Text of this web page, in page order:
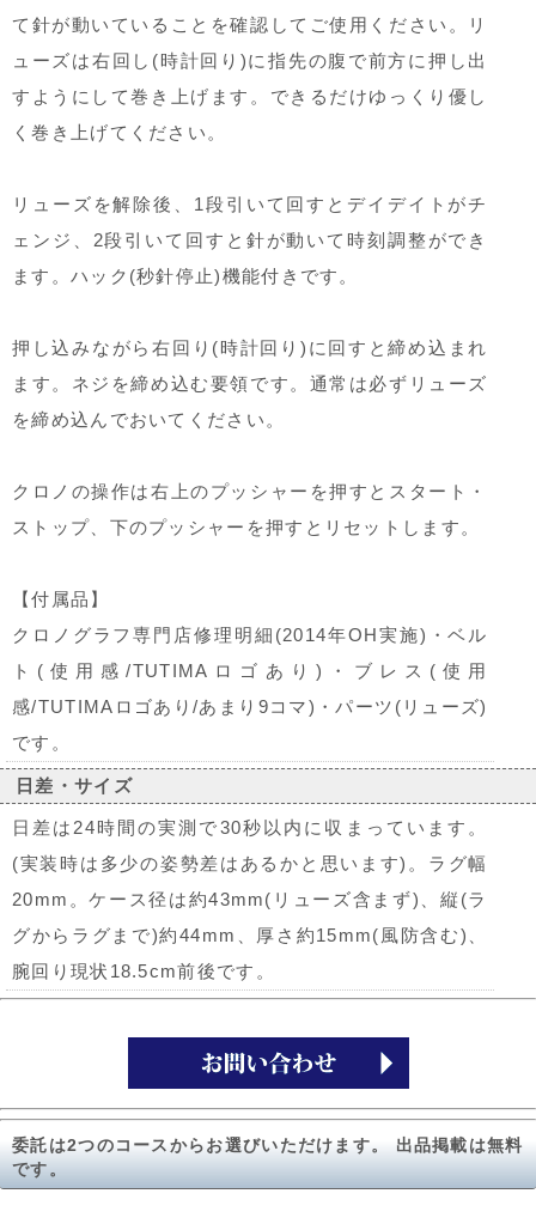
て針が動いていることを確認してご使用ください。リ
ューズは右回し(時計回り)に指先の腹で前方に押し出
すようにして巻き上げます。できるだけゆっくり優し
く巻き上げてください。
リューズを解除後、1段引いて回すとデイデイトがチ
ェンジ、2段引いて回すと針が動いて時刻調整ができ
ます。ハック(秒針停止)機能付きです。
押し込みながら右回り(時計回り)に回すと締め込まれ
ます。ネジを締め込む要領です。通常は必ずリューズ
を締め込んでおいてください。
クロノの操作は右上のプッシャーを押すとスタート・
ストップ、下のプッシャーを押すとリセットします。
【付属品】
クロノグラフ専門店修理明細(2014年OH実施)・ベル
ト(使用感/TUTIMAロゴあり)・ブレス(使用
感/TUTIMAロゴあり/あまり9コマ)・パーツ(リューズ)
です。
日差・サイズ
日差は24時間の実測で30秒以内に収まっています。
(実装時は多少の姿勢差はあるかと思います)。ラグ幅
20mm。ケース径は約43mm(リューズ含まず)、縦(ラ
グからラグまで)約44mm、厚さ約15mm(風防含む)、
腕回り現状18.5cm前後です。
委託は2つのコースからお選びいただけます。 出品掲載は無料
です。